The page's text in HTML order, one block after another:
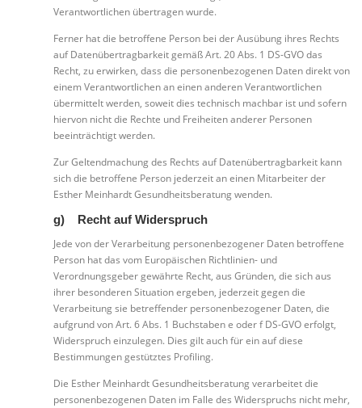
Verantwortlichen übertragen wurde.
Ferner hat die betroffene Person bei der Ausübung ihres Rechts
auf Datenübertragbarkeit gemäß Art. 20 Abs. 1 DS-GVO das
Recht, zu erwirken, dass die personenbezogenen Daten direkt von
einem Verantwortlichen an einen anderen Verantwortlichen
übermittelt werden, soweit dies technisch machbar ist und sofern
hiervon nicht die Rechte und Freiheiten anderer Personen
beeinträchtigt werden.
Zur Geltendmachung des Rechts auf Datenübertragbarkeit kann
sich die betroffene Person jederzeit an einen Mitarbeiter der
Esther Meinhardt Gesundheitsberatung wenden.
g) Recht auf Widerspruch
Jede von der Verarbeitung personenbezogener Daten betroffene
Person hat das vom Europäischen Richtlinien- und
Verordnungsgeber gewährte Recht, aus Gründen, die sich aus
ihrer besonderen Situation ergeben, jederzeit gegen die
Verarbeitung sie betreffender personenbezogener Daten, die
aufgrund von Art. 6 Abs. 1 Buchstaben e oder f DS-GVO erfolgt,
Widerspruch einzulegen. Dies gilt auch für ein auf diese
Bestimmungen gestütztes Profiling.
Die Esther Meinhardt Gesundheitsberatung verarbeitet die
personenbezogenen Daten im Falle des Widerspruchs nicht mehr,